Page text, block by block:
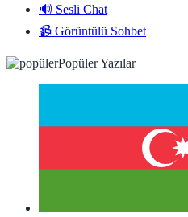
🔊 Sesli Chat
📹 Görüntülü Sohbet
Popüler Yazılar